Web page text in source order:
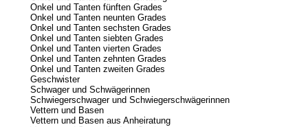
Onkel und Tanten fünften Grades
Onkel und Tanten neunten Grades
Onkel und Tanten sechsten Grades
Onkel und Tanten siebten Grades
Onkel und Tanten vierten Grades
Onkel und Tanten zehnten Grades
Onkel und Tanten zweiten Grades
Geschwister
Schwager und Schwägerinnen
Schwiegerschwager und Schwiegerschwägerinnen
Vettern und Basen
Vettern und Basen aus Anheiratung